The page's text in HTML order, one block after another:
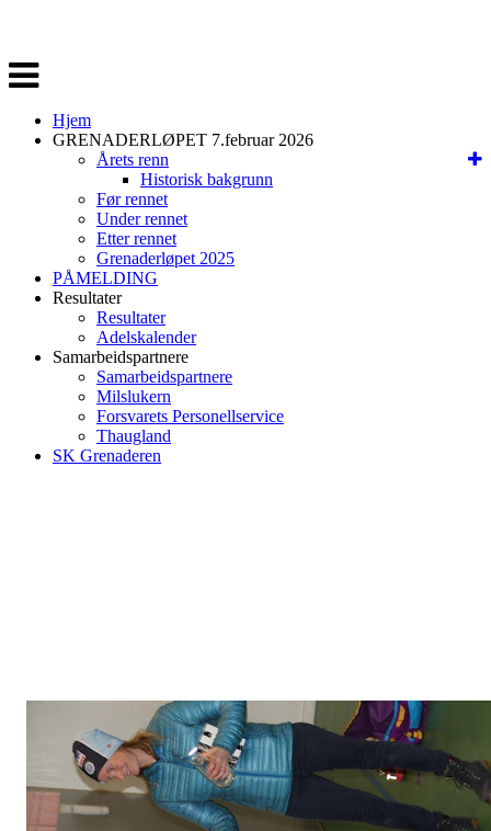
Veksle
navigasjon
Hjem
GRENADERLØPET 7.februar 2026
Årets renn
Historisk bakgrunn
Før rennet
Under rennet
Etter rennet
Grenaderløpet 2025
PÅMELDING
Resultater
Resultater
Adelskalender
Samarbeidspartnere
Samarbeidspartnere
Milslukern
Forsvarets Personellservice
Thaugland
SK Grenaderen